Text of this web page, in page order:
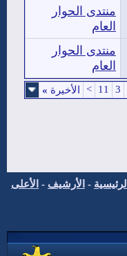
منتدى الحوار
العام
منتدى الحوار
العام
3
11
> الأخيرة »
الرئيسية - الأرشيف - الأعلى